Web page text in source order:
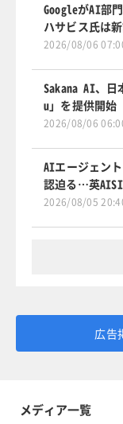
GoogleがAI部
ハサビス氏は
2026/08/06
Sakana AI、日
u」を提供開始
2026/08/06
AIエージェン
認迫る…英
2026/08/05
広告
メディア一覧